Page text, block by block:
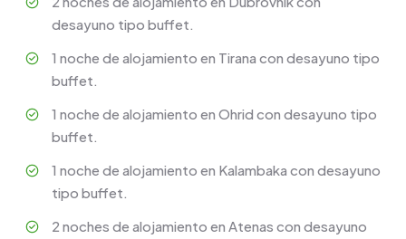
desayuno tipo buffet.
1 noche de alojamiento en Tirana con desayuno tipo
buffet.
1 noche de alojamiento en Ohrid con desayuno tipo
buffet.
1 noche de alojamiento en Kalambaka con desayuno
tipo buffet.
2 noches de alojamiento en Atenas con desayuno